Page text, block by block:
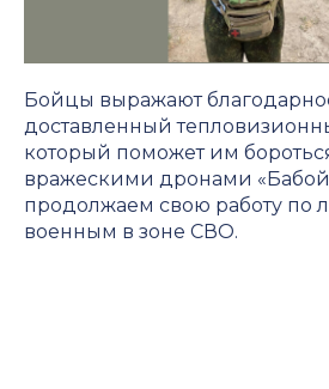
Бойцы выражают
доставленный
который поможет им
вражескими дронами
продолжаем свою работу по
военным в зоне СВО.